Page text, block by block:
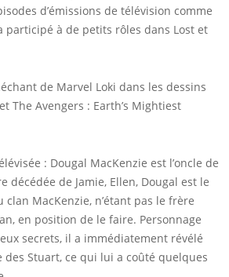
d’émissions de télévision comme
participé à de petits rôles dans Lost et
de Marvel Loki dans les dessins
The Avengers : Earth’s Mightiest
: Dougal MacKenzie est l’oncle de
décédée de Jamie, Ellen, Dougal est le
MacKenzie, n’étant pas le frère
en position de le faire. Personnage
secrets, il a immédiatement révélé
des Stuart, ce qui lui a coûté quelques